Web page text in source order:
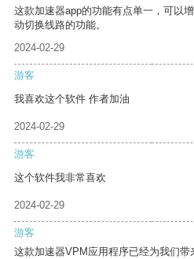
这款加速器app的功能有点单一，可以
动切换线路的功能。
2024-02-29
游客
我喜欢这个软件 作者加油
2024-02-29
游客
这个软件我非常喜欢
2024-02-29
游客
这款加速器VPM应用程序已经为我们